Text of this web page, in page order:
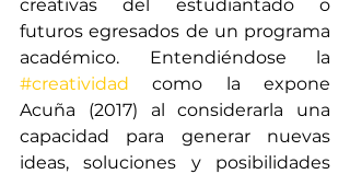
creativas del estudiantado o
futuros egresados de un programa
#creatividad como la expone
Acuña (2017) al considerarla una
capacidad para generar nuevas
ideas, soluciones y posibilidades